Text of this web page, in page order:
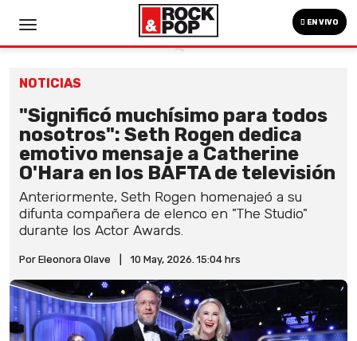
EN VIVO
NOTICIAS
"Significó muchísimo para todos
nosotros": Seth Rogen dedica
emotivo mensaje a Catherine
O'Hara en los BAFTA de televisión
Anteriormente, Seth Rogen homenajeó a su
difunta compañera de elenco en "The Studio"
durante los Actor Awards.
Por Eleonora Olave 10 May, 2026. 15:04 hrs